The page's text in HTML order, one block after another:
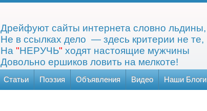
Дрейфуют сайты интернета словно льдины,
Не в ссылках дело — здесь критерии не те,
На "НЕРУЧЬ" ходят настоящие мужчины
Довольно ершиков ловить на мелкоте!
Статьи Поэзия Объявления Видео Наши Блоги